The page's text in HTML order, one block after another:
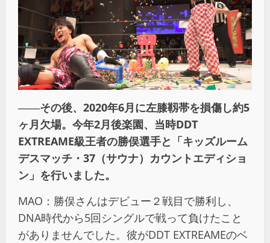
――その後、2020年6月に左膝靱帯を損傷し約5
ヶ月欠場。今年2月後楽園、当時DDT
EXTREAME級王者の勝俣選手と「キッズルーム
デスマッチ・37（サウナ）カウントエディショ
ン」を行いました。
MAO：勝俣さんはデビュー２戦目で勝利し、
DNA時代から5回シングルで戦って負けたこと
がありませんでした。彼がDDT EXTREAMEのベ